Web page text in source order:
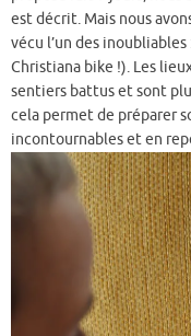
est décrit. Mais nous
vécu l’un des
Christiana bike !). Les
sentiers battus et sont
cela permet de préparer
incontournables et en